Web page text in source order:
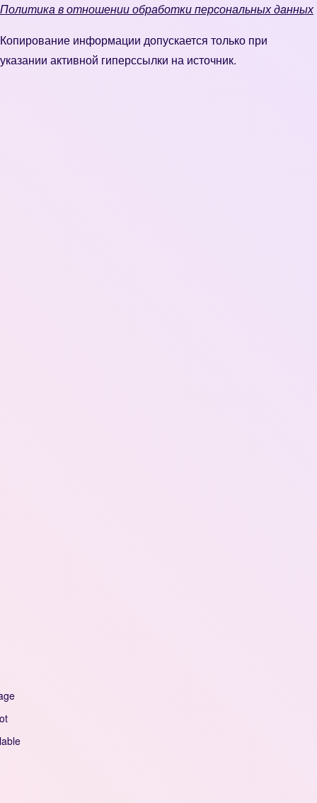
Политика в отношении обработки персональных данных
Копирование информации допускается только при
указании активной гиперссылки на источник.